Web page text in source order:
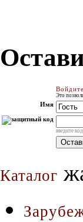
Войдите
Это
Имя
введите
Каталог